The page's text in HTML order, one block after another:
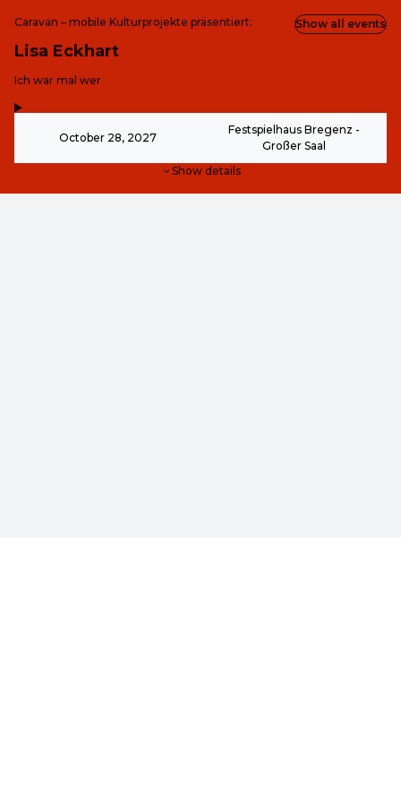
Caravan – mobile Kulturprojekte präsentiert:
Lisa Eckhart
-
Ich war mal wer
October 28, 2027
Festspielhaus Bregenz -
Großer Saal
Show details
Show all events